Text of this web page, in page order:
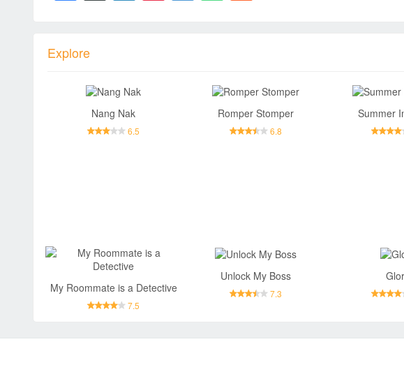
Explore
Nang Nak
6.5
Romper Stomper
6.8
Summer
My Roommate is a Detective
7.5
Unlock My Boss
7.3